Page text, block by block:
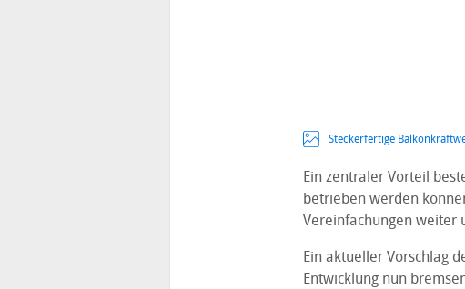
Steckerfertige
Ein zentraler Vorteil
betrieben werden
Vereinfachungen weiter
Ein aktueller Vorschlag
Entwicklung nun